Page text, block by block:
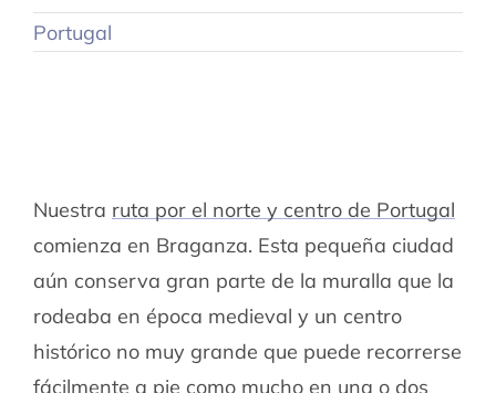
Portugal
Nuestra ruta por el norte y centro de Portugal
comienza en Braganza. Esta pequeña ciudad
aún conserva gran parte de la muralla que la
rodeaba en época medieval y un centro
histórico no muy grande que puede recorrerse
fácilmente a pie como mucho en una o dos